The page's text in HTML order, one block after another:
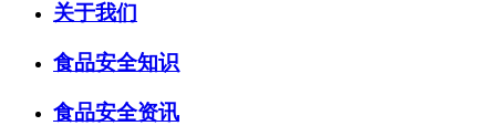
关于我们
食品安全知识
食品安全资讯